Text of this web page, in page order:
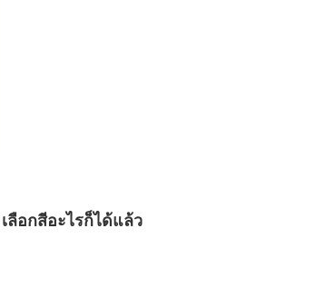
ลือกสีอะไรก็ได้แล้ว